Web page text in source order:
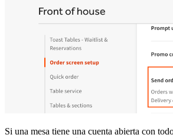
Si una mesa tiene una cuenta abierta con